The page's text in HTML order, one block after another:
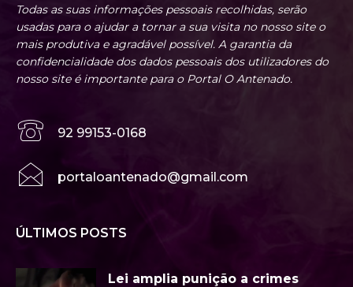
Todas as suas informações pessoais recolhidas, serão
usadas para o ajudar a tornar a sua visita no nosso site o
mais produtiva e agradável possível. A garantia da
confidencialidade dos dados pessoais dos utilizadores do
nosso site é importante para o Portal O Antenado.
92 99153-0168
portaloantenado@gmail.com
ÚLTIMOS POSTS
Lei amplia punição a crimes